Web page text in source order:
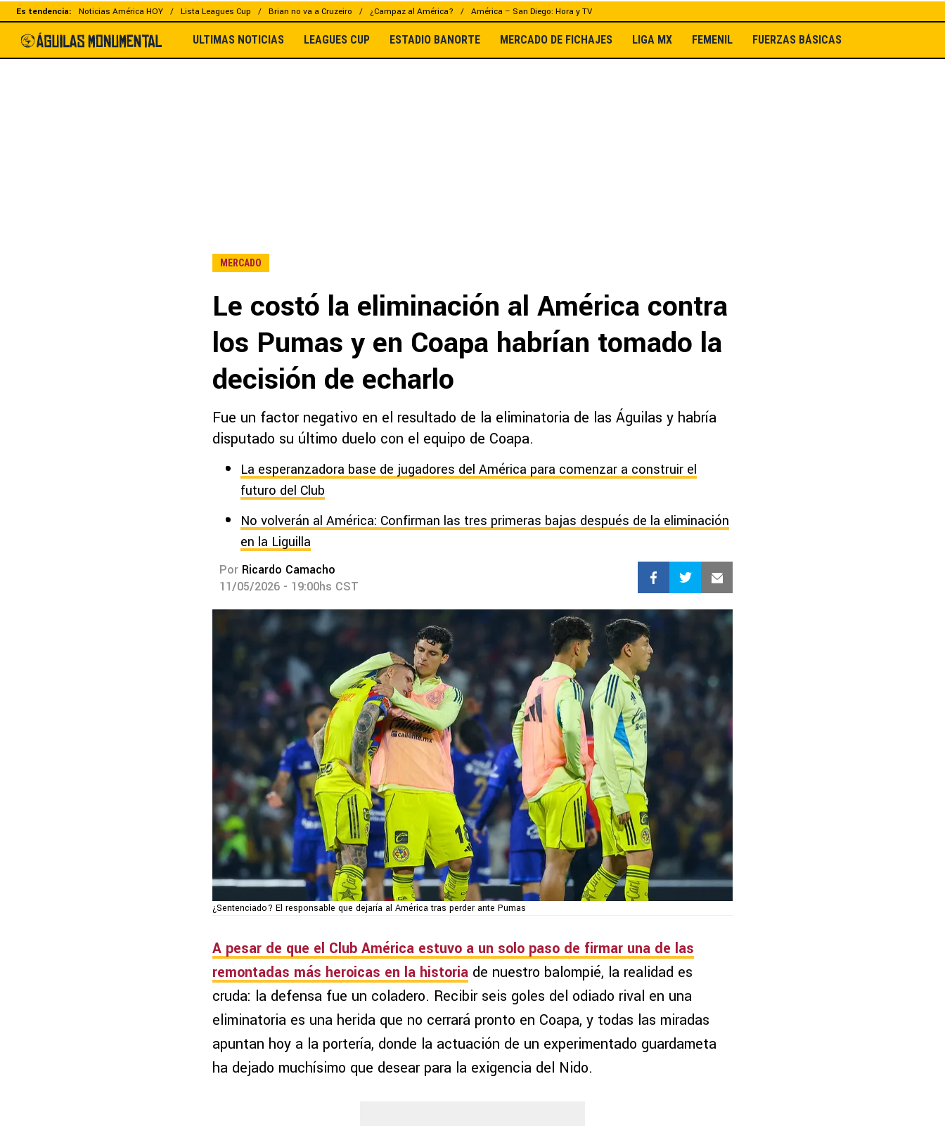
Es tendencia: Noticias América HOY Lista Leagues Cup Brian no va a Cruzeiro ¿Campaz al América? América – San Diego: Hora y TV
ULTIMAS NOTICIAS LEAGUES CUP ESTADIO BANORTE MERCADO DE FICHAJES LIGA MX FEMENIL FUERZAS BÁSICAS
MERCADO
Le costó la eliminación al América contra
los Pumas y en Coapa habrían tomado la
decisión de echarlo
Fue un factor negativo en el resultado de la eliminatoria de las Águilas y habría
disputado su último duelo con el equipo de Coapa.
La esperanzadora base de jugadores del América para comenzar a construir el
futuro del Club
No volverán al América: Confirman las tres primeras bajas después de la eliminación
en la Liguilla
Por Ricardo Camacho
11/05/2026 - 19:00hs CST
¿Sentenciado? El responsable que dejaría al América tras perder ante Pumas
A pesar de que el Club América estuvo a un solo paso de firmar una de las
remontadas más heroicas en la historia de nuestro balompié, la realidad es
cruda: la defensa fue un coladero. Recibir seis goles del odiado rival en una
eliminatoria es una herida que no cerrará pronto en Coapa, y todas las miradas
apuntan hoy a la portería, donde la actuación de un experimentado guardameta
ha dejado muchísimo que desear para la exigencia del Nido.